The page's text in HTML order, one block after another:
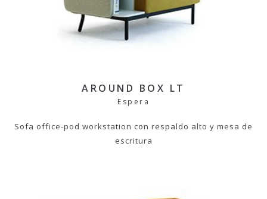
AROUND BOX LT
Espera
Sofa office-pod workstation con respaldo alto y mesa de
escritura